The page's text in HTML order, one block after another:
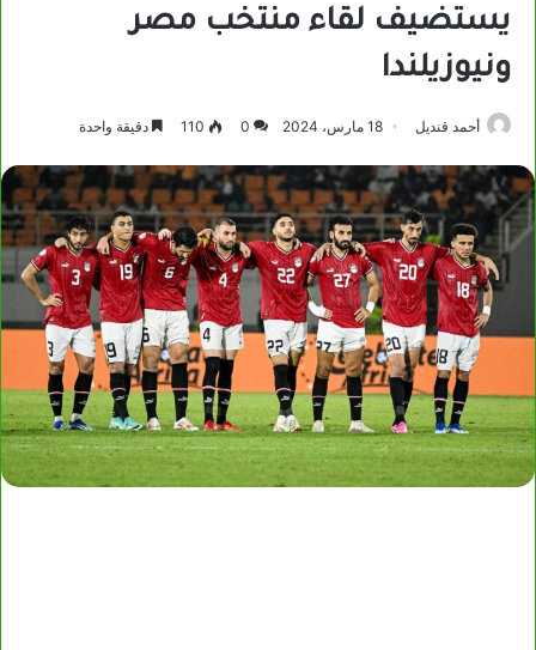
يستضيف لقاء منتخب مصر
ونيوزيلندا
أحمد قنديل 18 مارس، 2024 0
110 دقيقة واحدة